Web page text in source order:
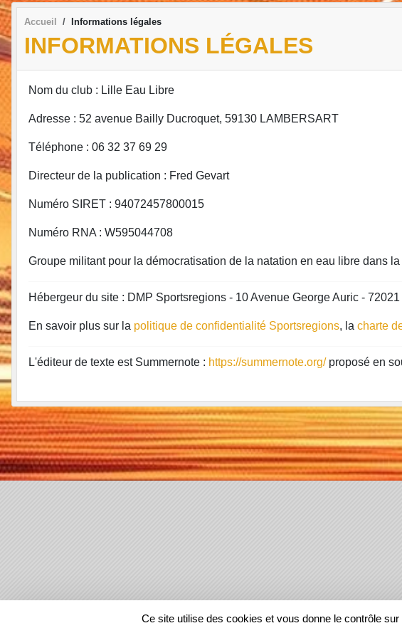
Accueil Informations légales
INFORMATIONS LÉGALES
Nom du club : Lille Eau Libre
Adresse : 52 avenue Bailly Ducroquet, 59130 LAMBERSART
Téléphone : 06 32 37 69 29
Directeur de la publication : Fred Gevart
Numéro SIRET : 94072457800015
Numéro RNA : W595044708
Groupe militant pour la démocratisation de la natation en eau libre dans
Hébergeur du site : DMP Sportsregions - 10 Avenue George Auric -
En savoir plus sur la politique de confidentialité Sportsregions, la charte
L'éditeur de texte est Summernote : https://summernote.org/proposé en
REGIONS
Ce site utilise des cookies et vous donne le contrôle